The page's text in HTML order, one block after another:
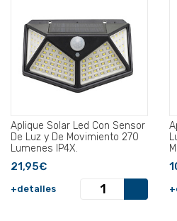
Aplique Solar Led Con Sensor
De Luz y De Movimiento 270
Lumenes IP4X.
21,95€
+detalles